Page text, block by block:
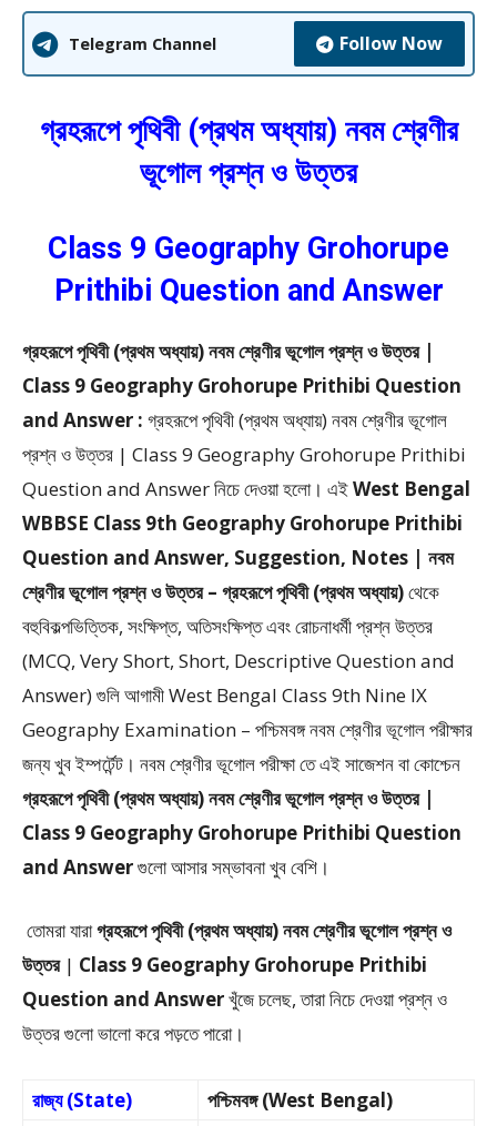
Telegram Channel Follow Now
গ্রহরূপে পৃথিবী (প্রথম অধ্যায়) নবম শ্রেণীর
ভূগোল প্রশ্ন ও উত্তর
Class 9 Geography Grohorupe
Prithibi Question and Answer
গ্রহরূপে পৃথিবী (প্রথম অধ্যায়) নবম শ্রেণীর ভূগোল প্রশ্ন ও উত্তর |
Class 9 Geography Grohorupe Prithibi Question
and Answer : গ্রহরূপে পৃথিবী (প্রথম অধ্যায়) নবম শ্রেণীর ভূগোল
প্রশ্ন ও উত্তর | Class 9 Geography Grohorupe Prithibi
Question and Answerনিচে দেওয়া হলো। এইWest Bengal
WBBSE Class 9th Geography Grohorupe Prithibi
Question and Answer, Suggestion, Notes | নবম
শ্রেণীর ভূগোল প্রশ্ন ও উত্তর – গ্রহরূপে পৃথিবী (প্রথম অধ্যায়)থেকে
বহুবিকল্পভিত্তিক, সংক্ষিপ্ত, অতিসংক্ষিপ্ত এবং রোচনাধর্মী প্রশ্ন উত্তর
(MCQ, Very Short, Short, Descriptive Question and
Answer)গুলি আগামী West Bengal Class 9th Nine IX
Geography Examination – পশ্চিমবঙ্গ নবম শ্রেণীর ভূগোল পরীক্ষার
জন্য খুব ইম্পর্টেন্ট। নবম শ্রেণীর ভূগোল পরীক্ষা তে এই সাজেশন বা কোশ্চেন
গ্রহরূপে পৃথিবী (প্রথম অধ্যায়) নবম শ্রেণীর ভূগোল প্রশ্ন ও উত্তর |
Class 9 Geography Grohorupe Prithibi Question
and Answerগুলো আসার সম্ভাবনা খুব বেশি।
তোমরা যারাগ্রহরূপে পৃথিবী (প্রথম অধ্যায়) নবম শ্রেণীর ভূগোল প্রশ্ন ও
উত্তর| Class 9 Geography Grohorupe Prithibi
Question and Answerখুঁজে চলেছ, তারা নিচে দেওয়া প্রশ্ন ও
উত্তর গুলো ভালো করে পড়তে পারো।
রাজ্য (State)
পশ্চিমবঙ্গ (West Bengal)